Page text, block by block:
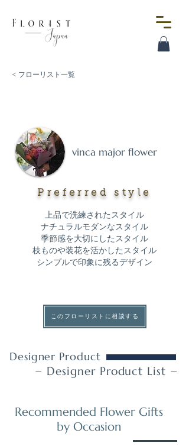
< フローリスト一覧
vinca major flower
Preferred style
上品で洗練されたスタイル
ナチュラルモダンなスタイル
季節感を大切にしたスタイル
枝ものや装花を活かしたスタイル
シンプルで印象に残るデザイン
このフローリストに相談する
Designer Product
− Designer Product List −
Recommended Flower Gifts
by Occasion